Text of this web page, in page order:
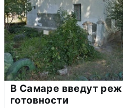
В Самаре введут
готовности